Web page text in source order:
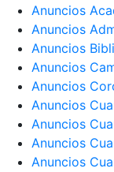
Anuncios
Anuncios
Anuncios
Anuncios
Anuncios
Anuncios
Anuncios
Anuncios
Anuncios